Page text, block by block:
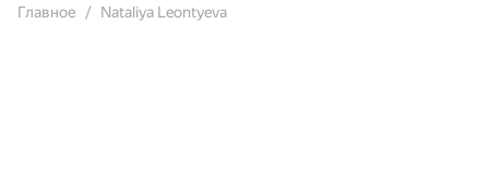
Главное Nataliya Leontyeva